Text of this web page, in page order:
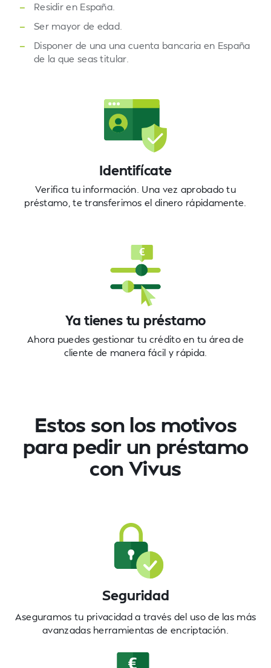
—
Residir en España.
—
Ser mayor de edad.
—
Disponer de una una cuenta bancaria en España
de la que seas titular.
Identifícate
Verifica tu información. Una vez aprobado tu
préstamo, te transferimos el dinero rápidamente.
Ya tienes tu préstamo
Ahora puedes gestionar tu crédito en tu área de
cliente de manera fácil y rápida.
Estos son los motivos
para pedir un préstamo
con Vivus
Seguridad
Aseguramos tu privacidad a través del uso de las más
avanzadas herramientas de encriptación.